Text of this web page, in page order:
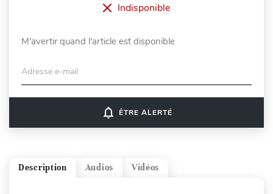
Indisponible
M'avertir quand l'article est disponible
Adresse e-mail
notifications_none ÊTRE ALERTÉ
Vidéos
Audios
Description